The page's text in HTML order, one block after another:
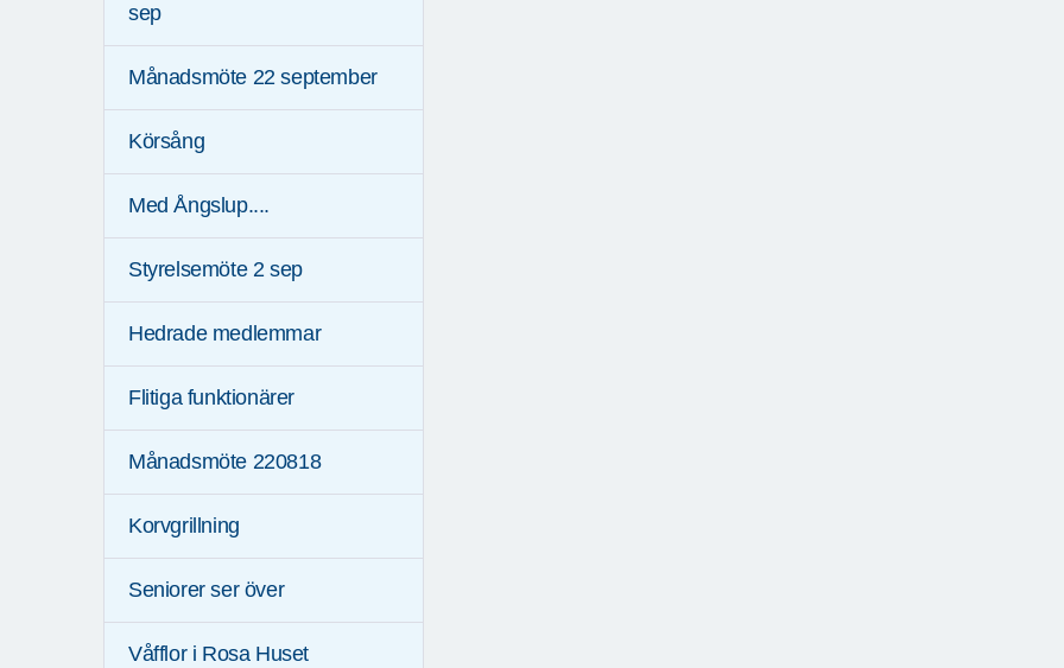
sep
Månadsmöte 22 september
Körsång
Med Ångslup....
Styrelsemöte 2 sep
Hedrade medlemmar
Flitiga funktionärer
Månadsmöte 220818
Korvgrillning
Seniorer ser över
Våfflor i Rosa Huset